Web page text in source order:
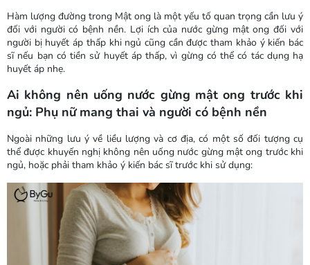
Hàm lượng đường trong Mật ong là một yếu tố quan trọng cần lưu ý
đối với người có bệnh nền. Lợi ích của nước gừng mật ong đối với
người bị huyết áp thấp khi ngủ cũng cần được tham khảo ý kiến bác
sĩ nếu bạn có tiền sử huyết áp thấp, vì gừng có thể có tác dụng hạ
huyết áp nhẹ.
Ai không nên uống nước gừng mật ong trước khi
ngủ: Phụ nữ mang thai và người có bệnh nền
Ngoài những lưu ý về liều lượng và cơ địa, có một số đối tượng cụ
thể được khuyến nghị không nên uống nước gừng mật ong trước khi
ngủ, hoặc phải tham khảo ý kiến bác sĩ trước khi sử dụng: